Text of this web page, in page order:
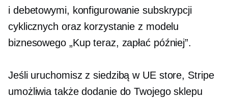
i debetowymi, konfigurowanie subskrypcji
cyklicznych oraz korzystanie z modelu
biznesowego „Kup teraz, zapłać później”.
Jeśli uruchomisz z siedzibą w UEstore, Stripe
umożliwia także dodanie do Twojego sklepu